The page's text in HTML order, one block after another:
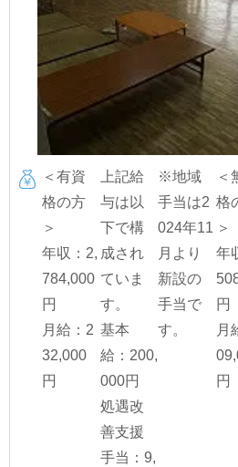
＜有資
格の方
＞
年収：2,
784,000
円
月給：2
32,000
円
上記給
与は以
下で構
成され
ていま
す。
基本
給：200,
000円
処遇改
善支援
手当：9,
※地域
手当は2
024年11
月より
新設の
手当で
す。
＜
格
＞
年
円
月
円